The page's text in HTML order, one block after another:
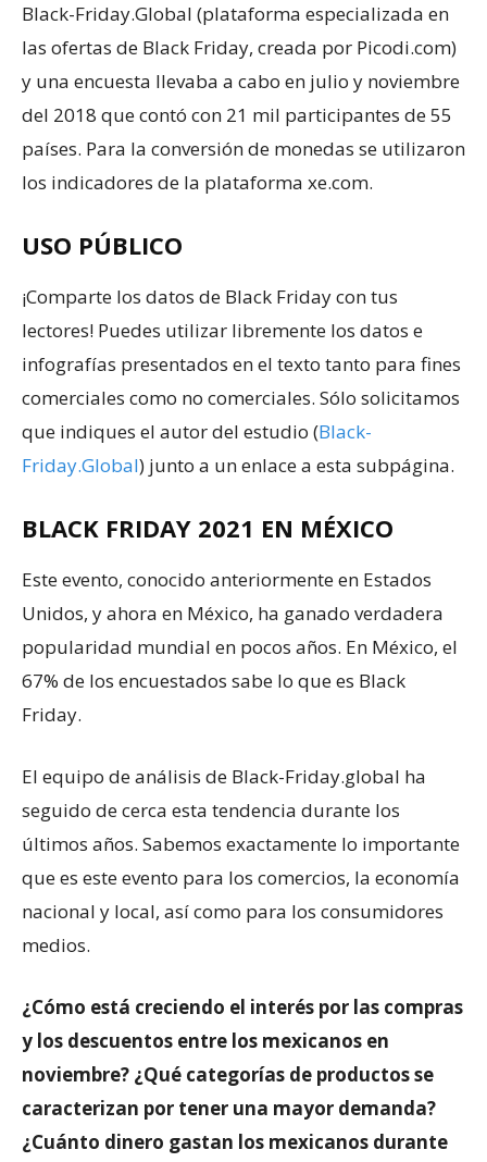
Black-Friday.Global (plataforma especializada en
las ofertas de Black Friday, creada por Picodi.com)
y una encuesta llevaba a cabo en julio y noviembre
del 2018 que contó con 21 mil participantes de 55
países. Para la conversión de monedas se utilizaron
los indicadores de la plataforma xe.com.
USO PÚBLICO
¡Comparte los datos de Black Friday con tus
lectores! Puedes utilizar libremente los datos e
infografías presentados en el texto tanto para fines
comerciales como no comerciales. Sólo solicitamos
que indiques el autor del estudio (Black-
Friday.Global) junto a un enlace a esta subpágina.
BLACK FRIDAY 2021 EN MÉXICO
Este evento, conocido anteriormente en Estados
Unidos, y ahora en México, ha ganado verdadera
popularidad mundial en pocos años. En México, el
67% de los encuestados sabe lo que es Black
Friday.
El equipo de análisis de Black-Friday.global ha
seguido de cerca esta tendencia durante los
últimos años. Sabemos exactamente lo importante
que es este evento para los comercios, la economía
nacional y local, así como para los consumidores
medios.
¿Cómo está creciendo el interés por las compras
y los descuentos entre los mexicanos en
noviembre? ¿Qué categorías de productos se
caracterizan por tener una mayor demanda?
¿Cuánto dinero gastan los mexicanos durante